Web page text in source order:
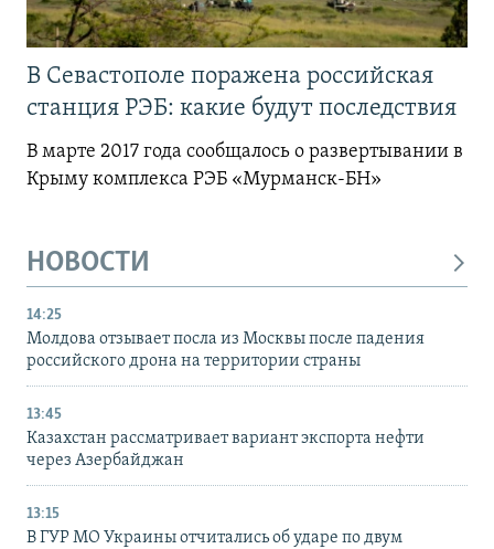
В Севастополе поражена российская
станция РЭБ: какие будут последствия
В марте 2017 года сообщалось о развертывании в
Крыму комплекса РЭБ «Мурманск-БН»
НОВОСТИ
14:25
Молдова отзывает посла из Москвы после падения
российского дрона на территории страны
13:45
Казахстан рассматривает вариант экспорта нефти
через Азербайджан
13:15
В ГУР МО Украины отчитались об ударе по двум